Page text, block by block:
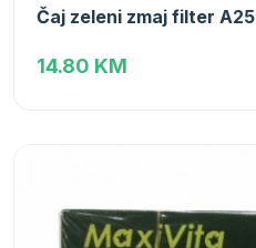
Čaj zeleni zmaj filter A25
14.80 KM